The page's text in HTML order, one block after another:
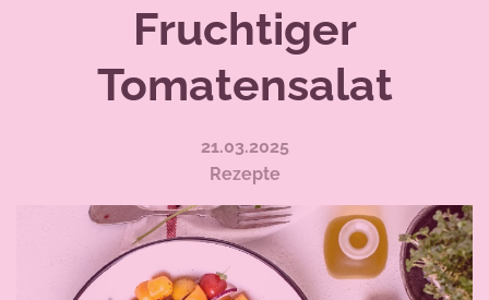
Fruchtiger
Tomatensalat
21.03.2025
Rezepte